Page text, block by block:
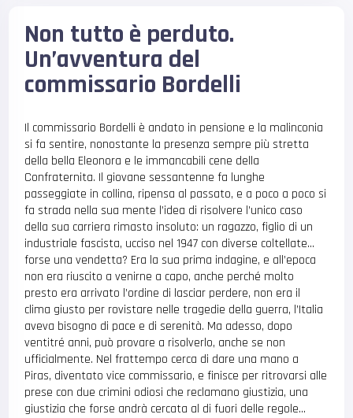
Non tutto è perduto.
Un’avventura del
commissario Bordelli
Il commissario Bordelli è andato in pensione e la malinconia
si fa sentire, nonostante la presenza sempre più stretta
della bella Eleonora e le immancabili cene della
Confraternita. Il giovane sessantenne fa lunghe
passeggiate in collina, ripensa al passato, e a poco a poco si
fa strada nella sua mente l’idea di risolvere l’unico caso
della sua carriera rimasto insoluto: un ragazzo, figlio di un
industriale fascista, ucciso nel 1947 con diverse coltellate…
forse una vendetta? Era la sua prima indagine, e all’epoca
non era riuscito a venirne a capo, anche perché molto
presto era arrivato l’ordine di lasciar perdere, non era il
clima giusto per rovistare nelle tragedie della guerra, l’Italia
aveva bisogno di pace e di serenità. Ma adesso, dopo
ventitré anni, può provare a risolverlo, anche se non
ufficialmente. Nel frattempo cerca di dare una mano a
Piras, diventato vice commissario, e finisce per ritrovarsi alle
prese con due crimini odiosi che reclamano giustizia, una
giustizia che forse andrà cercata al di fuori delle regole…